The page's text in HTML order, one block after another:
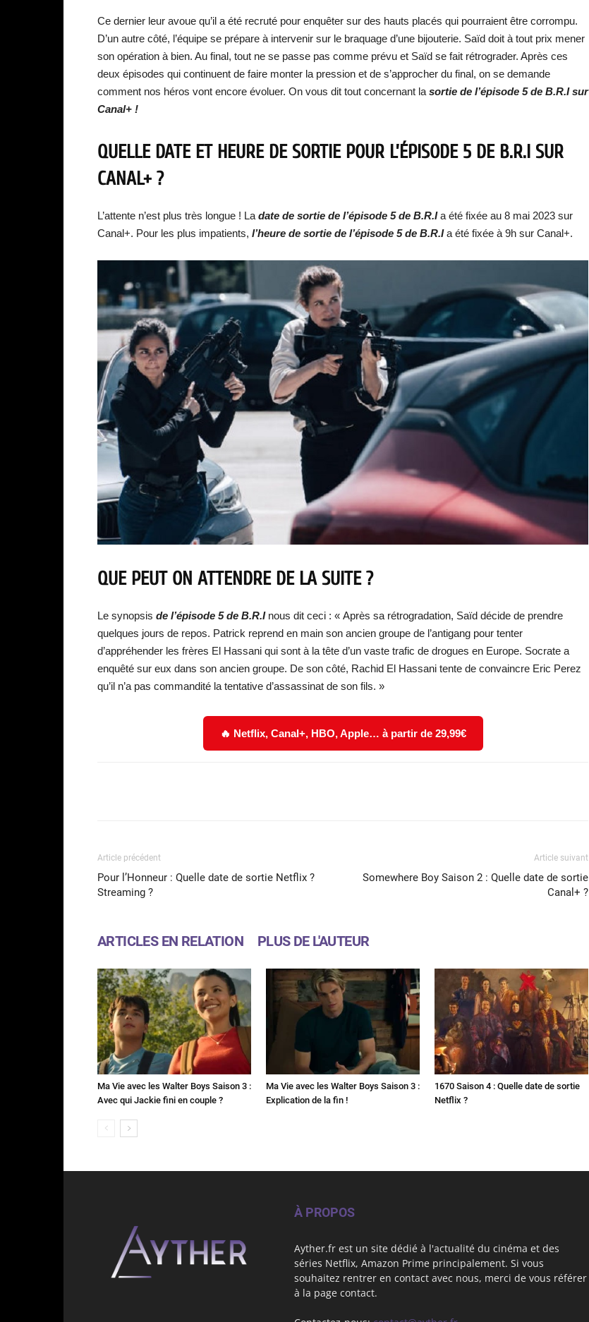
Ce dernier leur avoue qu’il a été recruté pour enquêter sur des hauts placés qui pourraient être corrompu.
D’un autre côté, l’équipe se prépare à intervenir sur le braquage d’une bijouterie. Saïd doit à tout prix mener
son opération à bien. Au final, tout ne se passe pas comme prévu et Saïd se fait rétrograder. Après ces
deux épisodes qui continuent de faire monter la pression et de s’approcher du final, on se demande
comment nos héros vont encore évoluer. On vous dit tout concernant la sortie de l’épisode 5 de B.R.I sur
Canal+ !
QUELLE DATE ET HEURE DE SORTIE POUR L’ÉPISODE 5 DE B.R.I SUR
CANAL+ ?
L’attente n’est plus très longue ! La date de sortie de l’épisode 5de B.R.Ia été fixée au 8 mai 2023 sur
Canal+. Pour les plus impatients, l’heure de sortie de l’épisode 5 de B.R.Ia été fixée à 9h sur Canal+.
QUE PEUT ON ATTENDRE DE LA SUITE ?
Le synopsis de l’épisode 5de B.R.Inous dit ceci : « Après sa rétrogradation, Saïd décide de prendre
quelques jours de repos. Patrick reprend en main son ancien groupe de l’antigang pour tenter
d’appréhender les frères El Hassani qui sont à la tête d’un vaste trafic de drogues en Europe. Socrate a
enquêté sur eux dans son ancien groupe. De son côté, Rachid El Hassani tente de convaincre Eric Perez
qu’il n’a pas commandité la tentative d’assassinat de son fils. »
🔥 Netflix, Canal+, HBO, Apple… à partir de 29,99€
Article précédent
Pour l’Honneur : Quelle date de sortie Netflix ?
Streaming ?
Article suivant
Somewhere Boy Saison 2 : Quelle date de sortie
Canal+ ?
ARTICLES EN RELATION PLUS DE L'AUTEUR
Ma Vie avec les Walter Boys Saison 3 :
Avec qui Jackie fini en couple ?
Ma Vie avec les Walter Boys Saison 3 :
Explication de la fin !
1670 Saison 4 : Quelle date de sortie
Netflix ?
À PROPOS
Ayther.fr est un site dédié à l'actualité du cinéma et des
séries Netflix, Amazon Prime principalement. Si vous
souhaitez rentrer en contact avec nous, merci de vous référer
à la page contact.